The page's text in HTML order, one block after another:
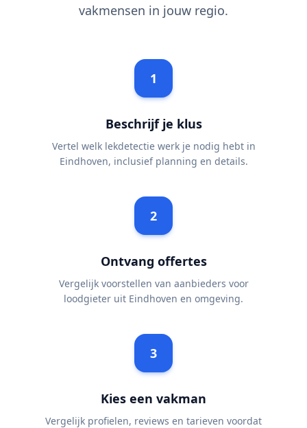
vakmensen in jouw regio.
1
Beschrijf je klus
Vertel welk lekdetectie werk je nodig hebt in
Eindhoven, inclusief planning en details.
2
Ontvang offertes
Vergelijk voorstellen van aanbieders voor
loodgieter uit Eindhoven en omgeving.
3
Kies een vakman
Vergelijk profielen, reviews en tarieven voordat